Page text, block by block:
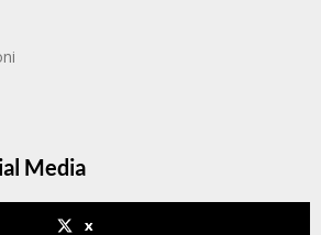
Media
x